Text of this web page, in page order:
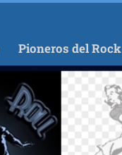
Pioneros del Rock